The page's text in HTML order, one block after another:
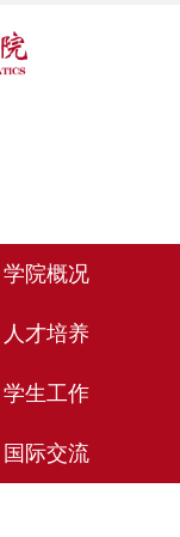
学院概况
人才培养
学生工作
国际交流